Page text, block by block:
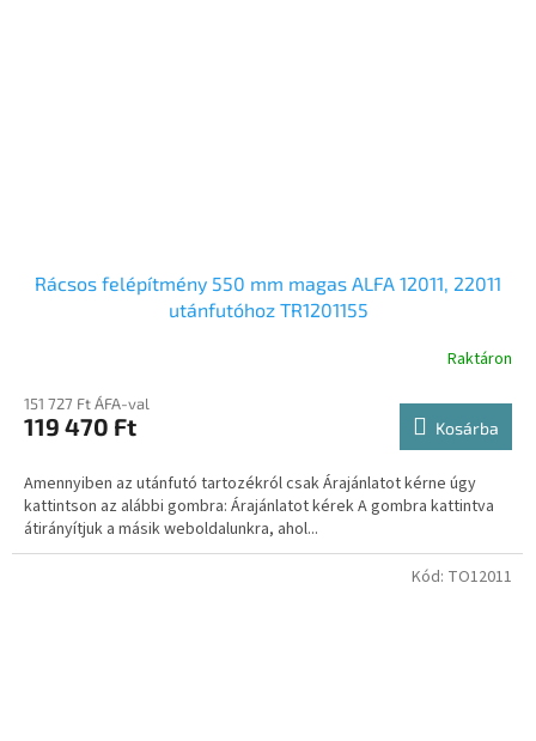
Rácsos felépítmény 550 mm magas ALFA 12011, 22011
utánfutóhoz TR1201155
Raktáron
151 727 Ft ÁFA-val
119 470 Ft Kosárba
Amennyiben az utánfutó tartozékról csak Árajánlatot kérne úgy
kattintson az alábbi gombra: Árajánlatot kérek A gombra kattintva
átirányítjuk a másik weboldalunkra, ahol...
Kód: TO12011